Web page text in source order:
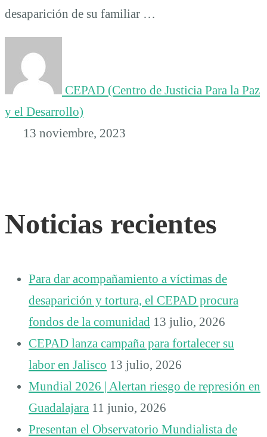
desaparición de su familiar …
CEPAD (Centro de Justicia Para la Paz
y el Desarrollo)
13 noviembre, 2023
Noticias recientes
Para dar acompañamiento a víctimas de
desaparición y tortura, el CEPAD procura
fondos de la comunidad 13 julio, 2026
CEPAD lanza campaña para fortalecer su
labor en Jalisco 13 julio, 2026
Mundial 2026 | Alertan riesgo de represión en
Guadalajara 11 junio, 2026
Presentan el Observatorio Mundialista de